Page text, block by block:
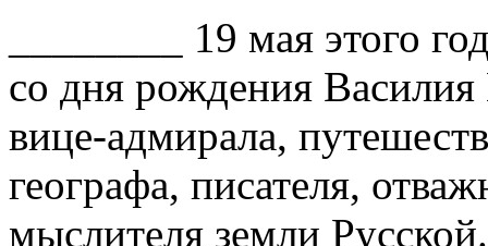
________ 19 мая этого
со дня рождения
вице-адмирала,
географа, писателя,
мыслителя земли